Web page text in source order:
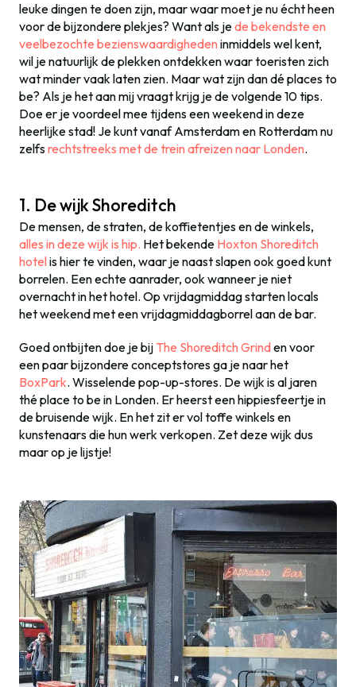
leuke dingen te doen zijn, maar waar moet je nu écht heen
voor de bijzondere plekjes? Want als jede bekendste en
veelbezochte bezienswaardigheden inmiddels wel kent,
wil je natuurlijk de plekken ontdekken waar toeristen zich
wat minder vaak laten zien. Maar wat zijn dan dé places to
be? Als je het aan mij vraagt krijg je de volgende 10 tips.
Doe er je voordeel mee tijdens een weekend in deze
heerlijke stad! Je kunt vanaf Amsterdam en Rotterdam nu
zelfsrechtstreeks met de trein afreizen naar Londen.
1. De wijk Shoreditch
De mensen, de straten, de koffietentjes en de winkels,
alles in deze wijk is hip. Het bekende Hoxton Shoreditch
hotelis hier te vinden, waar je naast slapen ook goed kunt
borrelen. Een echte aanrader, ook wanneer je niet
overnacht in het hotel. Op vrijdagmiddag starten locals
het weekend met een vrijdagmiddagborrel aan de bar.
Goed ontbijten doe je bij The Shoreditch Grinden voor
een paar bijzondere conceptstores ga je naar het
BoxPark. Wisselende pop-up-stores. De wijk is al jaren
thé place to be in Londen. Er heerst een hippiesfeertje in
de bruisende wijk. En het zit er vol toffe winkels en
kunstenaars die hun werk verkopen. Zet deze wijk dus
maar op je lijstje!